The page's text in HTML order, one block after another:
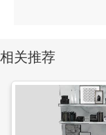
相关推荐